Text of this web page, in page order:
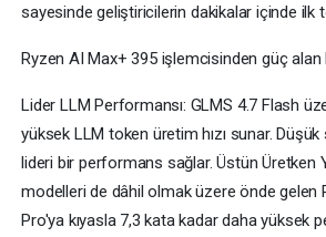
sayesinde geliştiricilerin dakikalar içinde ilk
Ryzen AI Max+ 395 işlemcisinden güç
Lider LLM Performansı: GLMS 4.7 Flash
yüksek LLM token üretim hızı sunar.
lideri bir performans sağlar. Üstün Üretken
modelleri de dâhil olmak üzere önde gelen
Pro'ya kıyasla 7,3 kata kadar daha yüksek